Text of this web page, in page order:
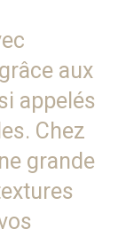
aux
appelés
Chez
grande